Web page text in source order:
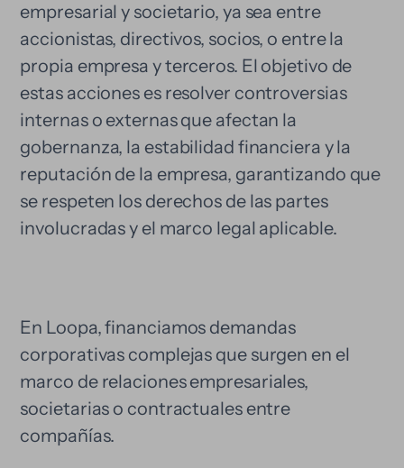
empresarial y societario, ya sea entre
accionistas, directivos, socios, o entre la
propia empresa y terceros. El objetivo de
estas acciones es resolver controversias
internas o externas que afectan la
gobernanza, la estabilidad financiera y la
reputación de la empresa, garantizando que
se respeten los derechos de las partes
involucradas y el marco legal aplicable.
En Loopa, financiamos demandas
corporativas complejas que surgen en el
marco de relaciones empresariales,
societarias o contractuales entre
compañías.